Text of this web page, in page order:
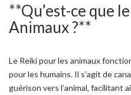
**Qu’est-ce que
Animaux ?**
Le Reiki pour les animaux
pour les humains. Il s’agit de
guérison vers l’animal, facilitant